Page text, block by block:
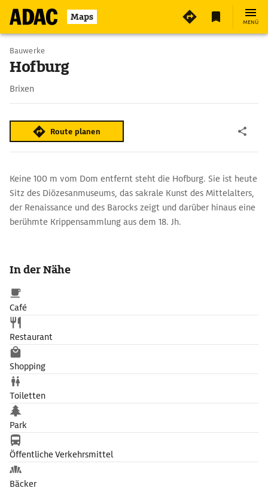
Maps MENÜ
Bauwerke
Hofburg
Brixen
Route planen
Keine 100 m vom Dom entfernt steht die Hofburg. Sie ist heute
Sitz des Diözesanmuseums, das ­sakrale Kunst des Mittelalters,
der Renaissance und des ­Barocks zeigt und ­darüber ­hinaus eine
berühmte Krippensammlung aus dem 18. Jh.
In der Nähe
Café
Restaurant
Shopping
Toiletten
Park
Öffentliche Verkehrsmittel
Bäcker